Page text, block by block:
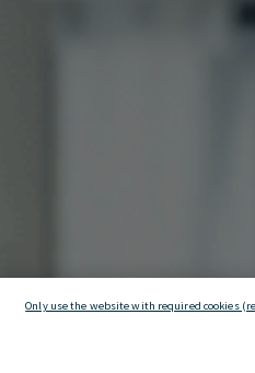
Only use the website with required cookies